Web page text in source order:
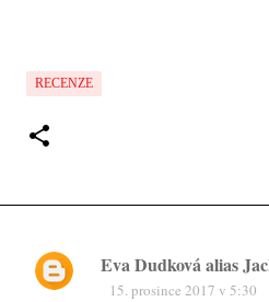
RECENZE
K
Eva Dudková alias
15. prosince 2017 v 5:30